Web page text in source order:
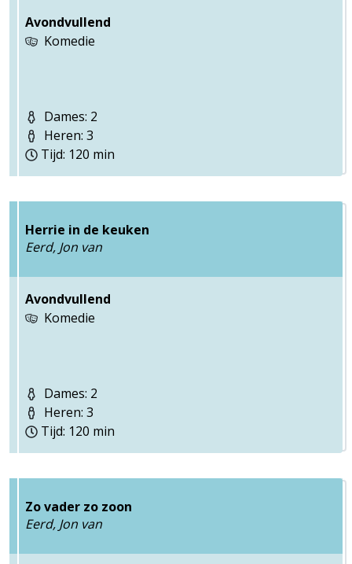
Avondvullend
Komedie
Dames: 2
Heren: 3
Tijd: 120 min
Herrie in de keuken
Eerd, Jon van
Avondvullend
Komedie
Dames: 2
Heren: 3
Tijd: 120 min
Zo vader zo zoon
Eerd, Jon van